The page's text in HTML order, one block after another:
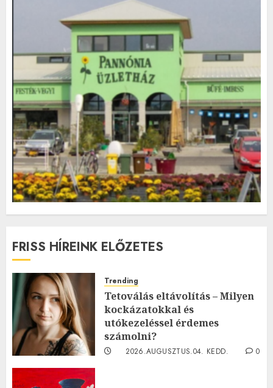
FRISS HÍREINK ELŐZETES
Trending
Tetoválás eltávolítás – Milyen
kockázatokkal és
utókezeléssel érdemes
számolni?
2026.AUGUSZTUS.04. KEDD.
0